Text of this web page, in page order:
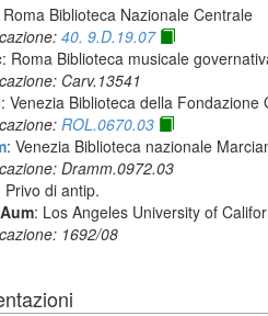
Roma Biblioteca Nazionale Centrale
40. 9.D.19.07
: Roma Biblioteca musicale
Carv.13541
: Venezia Biblioteca della Fondazione
ROL.0670.03
: Venezia Biblioteca nazionale
Dramm.0972.03
Privo di antip.
: Los Angeles University of
1692/08